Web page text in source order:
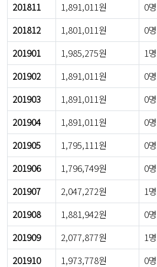
201811
1,891,011원 0명
201812
1,801,011원 0명
201901
1,985,275원 1명
201902
1,891,011원 0명
201903
1,891,011원 0명
201904
1,891,011원 0명
201905
1,795,111원 0명
201906
1,796,749원 0명
201907
2,047,272원 1명
201908
1,881,942원 0명
201909
2,077,877원 1명
201910
1,973,778원 0명